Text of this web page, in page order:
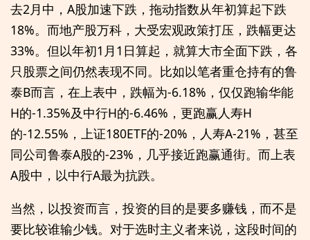
去2月中，A股加速下跌，拖动指数从年初算起下跌
18%。而地产股万科，大受宏观政策打压，跌幅更达
33%。但以年初1月1日算起，就算大市全面下跌，各
只股票之间仍然表现不同。比如以笔者重仓持有的鲁
泰B而言，在上表中，跌幅为-6.18%，仅仅跑输华能
H的-1.35%及中行H的-6.46%，更跑赢人寿H
的-12.55%，上证180ETF的-20%，人寿A-21%，甚至
同公司鲁泰A股的-23%，几乎接近跑赢通街。而上表
A股中，以中行A最为抗跌。
当然，以投资而言，投资的目的是要多赚钱，而不是
要比较谁输少钱。对于选时主义者来说，这段时间的